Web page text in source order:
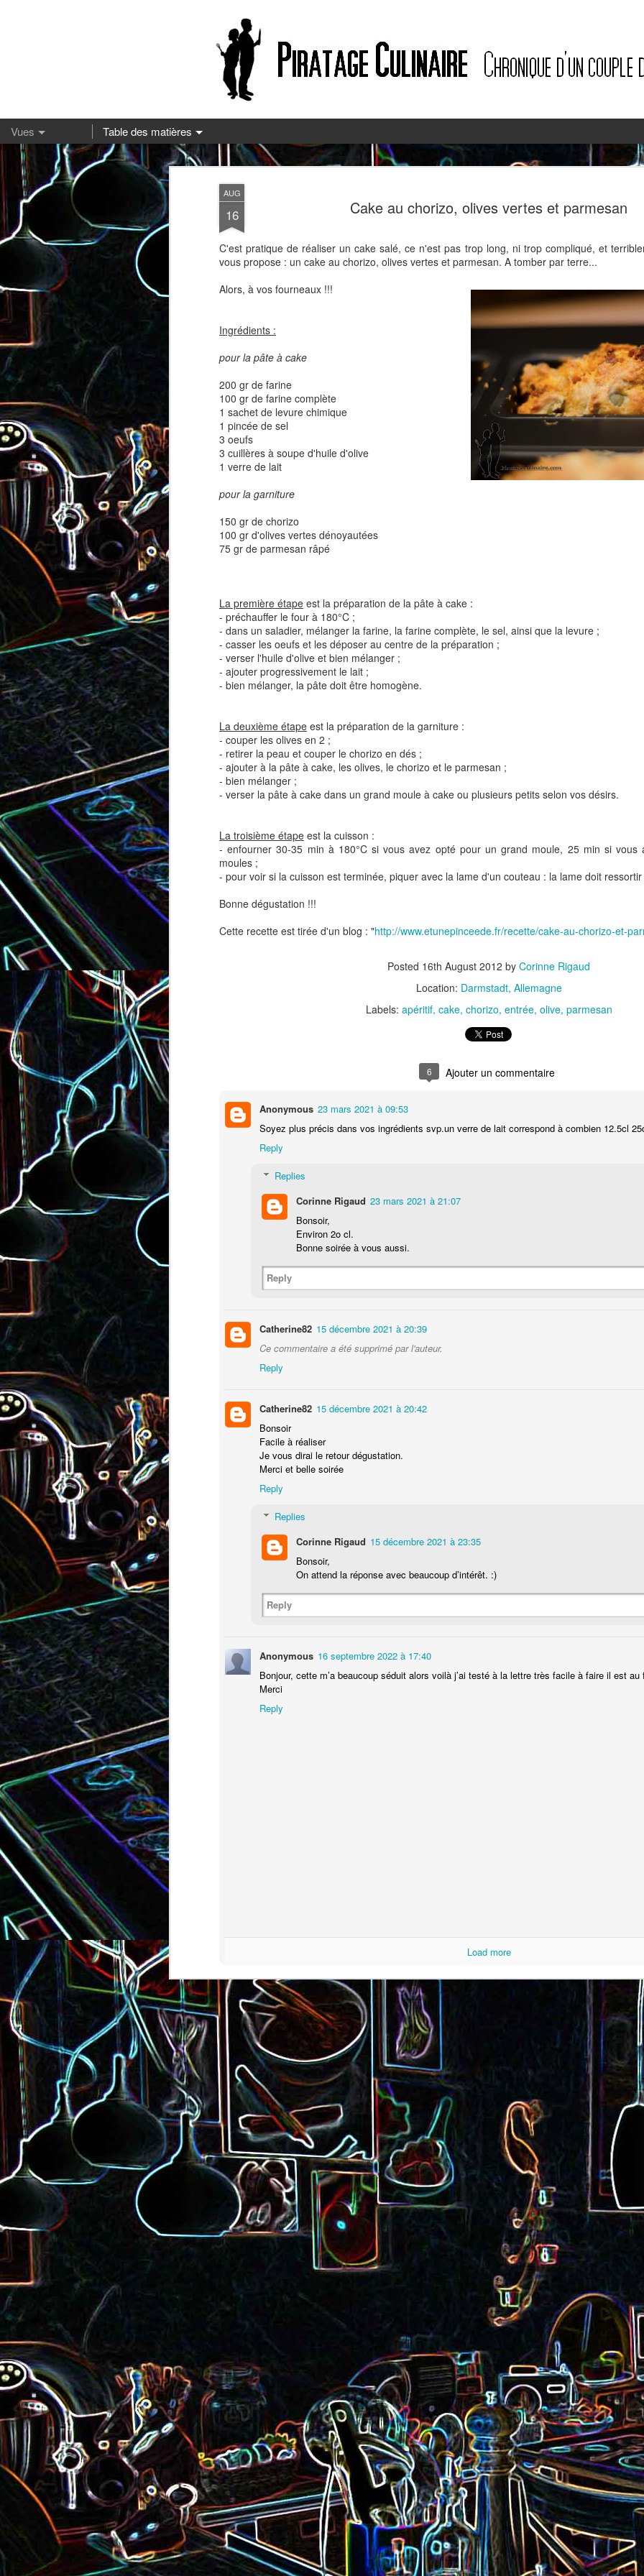
AUG
16 Cake au chorizo, olives vertes et parmesan
C'est pratique de réaliser un cake salé, ce n'est pas trop long, ni trop compliqué, et
vous propose : un cake au chorizo, olives vertes et parmesan. A tomber par terre...
Alors, à vos fourneaux !!!
Ingrédients :
pour la pâte à cake
200 gr de farine
100 gr de farine complète
1 sachet de levure chimique
1 pincée de sel
3 oeufs
3 cuillères à soupe d'huile d'olive
1 verre de lait
pour la garniture
150 gr de chorizo
100 gr d'olives vertes dénoyautées
75 gr de parmesan râpé
La première étape est la préparation de la pâte à cake :
- préchauffer le four à 180°C ;
- dans un saladier, mélanger la farine, la farine complète, le sel, ainsi que la levure ;
- casser les oeufs et les déposer au centre de la préparation ;
- verser l'huile d'olive et bien mélanger ;
- ajouter progressivement le lait ;
- bien mélanger, la pâte doit être homogène.
La deuxième étape est la préparation de la garniture :
- couper les olives en 2 ;
- retirer la peau et couper le chorizo en dés ;
- ajouter à la pâte à cake, les olives, le chorizo et le parmesan ;
- bien mélanger ;
- verser la pâte à cake dans un grand moule à cake ou plusieurs petits selon vos désirs.
La troisième étape est la cuisson :
- enfourner 30-35 min à 180°C si vous avez opté pour un grand moule, 25 min si vous
moules ;
- pour voir si la cuisson est terminée, piquer avec la lame d'un couteau : la lame doit
Bonne dégustation !!!
Cette recette est tirée d'un blog : "http://www.etunepinceede.fr/recette/cake-au-chorizo-et-
Posted 16th August 2012 by Corinne Rigaud
Location: Darmstadt, Allemagne
Labels: apéritif cake chorizo entrée olive parmesan
6
Anonymous 23 mars 2021 à 09:53
Soyez plus précis dans vos ingrédients svp.un verre de lait correspond à combien 12.5cl
Reply
Replies
Corinne Rigaud 23 mars 2021 à 21:07
Bonsoir,
Environ 2o cl.
Bonne soirée à vous aussi.
Reply
Catherine82 15 décembre 2021 à 20:39
Ce commentaire a été supprimé par l'auteur.
Reply
Catherine82 15 décembre 2021 à 20:42
Bonsoir
Facile à réaliser
Je vous dirai le retour dégustation.
Merci et belle soirée
Reply
Replies
Corinne Rigaud 15 décembre 2021 à 23:35
Bonsoir,
On attend la réponse avec beaucoup d’intérêt. :)
Reply
Anonymous 16 septembre 2022 à 17:40
Bonjour, cette m’a beaucoup séduit alors voilà j’ai testé à la lettre très facile à faire il est au
Merci
Reply
Load more
Pizza à la mozzarella et à la
13
coppa
Quiche à l'ail des ours et au
2
Crinkles au
Cake à la rhubarbe Salade d'avocat, au
concombre et au crabe
Tatin de tomates cerises à la
tapenade
2
Panna cotta au citron
Brownie au chocolat recouvert
de marshmallows fondus
4
Salade de lentilles au céleri
branche et à la carotte à la coriandre
Pizza au camembert, au sirop
d'érable et aux noix
Toast au chèvre, au miel et Nouilles chinoises
Salade de vermicelles de riz,
aux crevettes et au
pamplemousse Minis brownies aux Oreo®
Curry de brocoli et de carottes Bundt cake au chocolat Camembert fondant au sirop
Croque-monsieur à la viande
des grisons, au Comté et aux
noix
Tarte amandine
Pizza à la choucroute, aux
lardons et au cumin Crème de poivron aux noix Cake au saucisson
Baguette à la raclette, à la
roquette et aux graines de
courge Smoothie aux kiwis et à la
mangue
Gâteau au chocolat et au Pizza aux rillettes
Tarte à la pralinoise et aux
noisettes
Colombo de crevettes au lait
de coco Tarte aux pommes, au miel et
aux amandes
Choux de
chorizo et à la
2